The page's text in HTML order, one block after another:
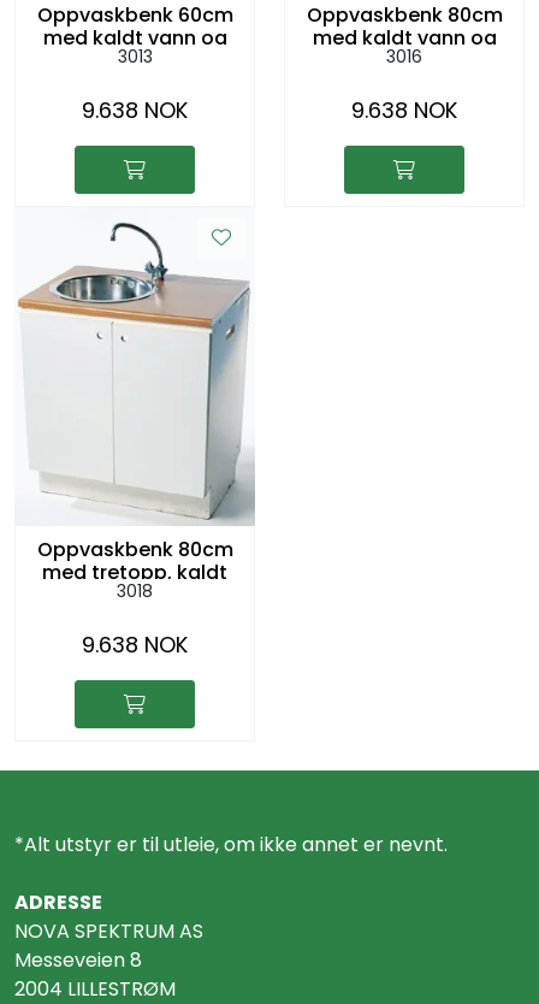
Oppvaskbenk 60cm
med kaldt vann og
avløp
3013
9.638 NOK
Oppvaskbenk 80cm
med kaldt vann og
avløp
3016
9.638 NOK
Oppvaskbenk 80cm
med tretopp, kaldt
vann, avløp
3018
9.638 NOK
*Alt utstyr er til utleie, om ikke annet er nevnt.
ADRESSE
NOVA SPEKTRUM AS
Messeveien 8
2004 LILLESTRØM